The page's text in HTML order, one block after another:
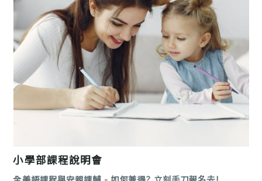
小學部課程說明會